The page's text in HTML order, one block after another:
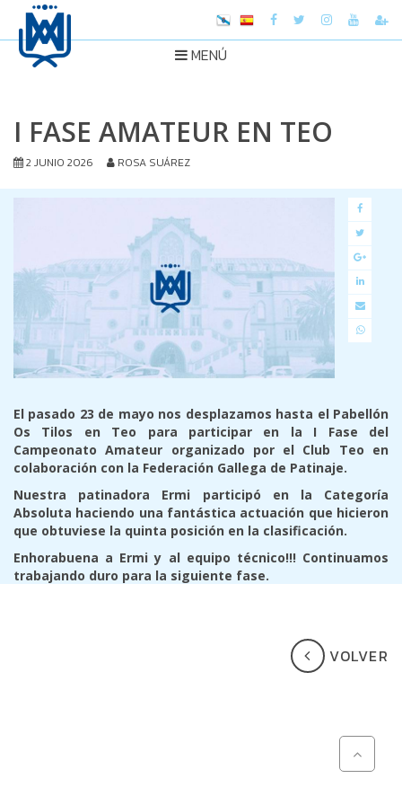
MENÚ
I FASE AMATEUR EN TEO
2 JUNIO 2026 ROSA SUÁREZ
El pasado 23 de mayo nos desplazamos hasta el Pabellón
Os Tilos en Teo para participar en la I Fase del
Campeonato Amateur organizado por el Club Teo en
colaboración con la Federación Gallega de Patinaje.
Nuestra patinadora Ermi participó en la Categoría
Absoluta haciendo una fantástica actuación que hicieron
que obtuviese la quinta posición en la clasificación.
Enhorabuena a Ermi y al equipo técnico!!! Continuamos
trabajando duro para la siguiente fase.
VOLVER